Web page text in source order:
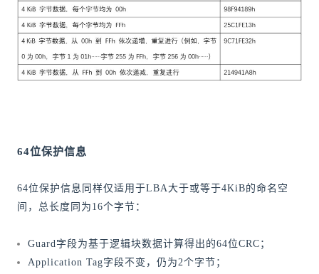
64位保护信息
64位保护信息同样仅适用于LBA大于或等于4KiB的命名空
间，总长度同为16个字节：
Guard字段为基于逻辑块数据计算得出的64位CRC；
Application Tag字段不变，仍为2个字节；